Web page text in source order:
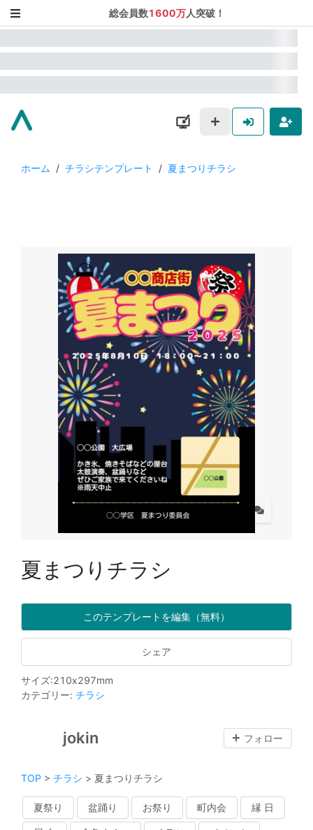
総会員数1600万人突破！
ホーム / チラシテンプレート / 夏まつりチラシ
夏まつりチラシ
このテンプレートを編集（無料）
シェア
サイズ:210x297mm
カテゴリー: チラシ
jokin フォロー
TOP > チラシ > 夏まつりチラシ
夏祭り 盆踊り お祭り 町内会 縁 日